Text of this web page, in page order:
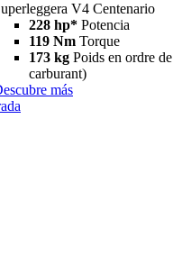
V4 Centenario
228 hp* Potencia
119 Nm Torque
173 kg Poids en ordre
carburant)
más